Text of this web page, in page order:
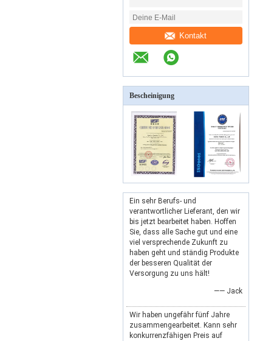
Kontakt
Bescheinigung
Ein sehr Berufs- und
verantwortlicher Lieferant, den wir
bis jetzt bearbeitet haben. Hoffen
Sie, dass alle Sache gut und eine
viel versprechende Zukunft zu
haben geht und ständig Produkte
der besseren Qualität der
Versorgung zu uns hält!
—— Jack
Wir haben ungefähr fünf Jahre
zusammengearbeitet. Kann sehr
konkurrenzfähigen Preis auf